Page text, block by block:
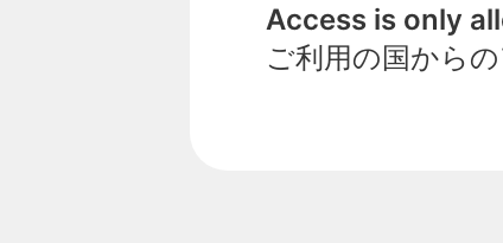
Access is only
ご利用の国から